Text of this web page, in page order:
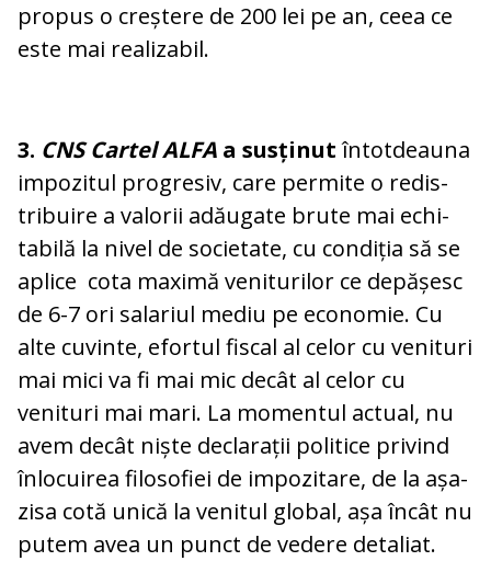
pro­pus o creștere de 200 lei pe an, ceea ce
este mai realizabil.
3. CNS Cartel ALFA a sus­ți­nutîntotdeauna
impozitul progresiv, care permite o re­dis­
tribuire a valorii adăugate brute mai echi­
tabilă la nivel de societate, cu condiția să se
aplice cota maximă ve­niturilor ce de­pășesc
de 6-7 ori salariul me­diu pe eco­no­mie. Cu
alte cuvinte, efor­tul fiscal al celor cu venituri
mai mici va fi mai mic decât al celor cu
venituri mai mari. La mo­men­tul actual, nu
avem decât niște declarații politice privind
înlocuirea filosofiei de im­pozitare, de la așa-
zisa cotă unică la venitul global, așa încât nu
putem avea un punct de vedere detaliat.